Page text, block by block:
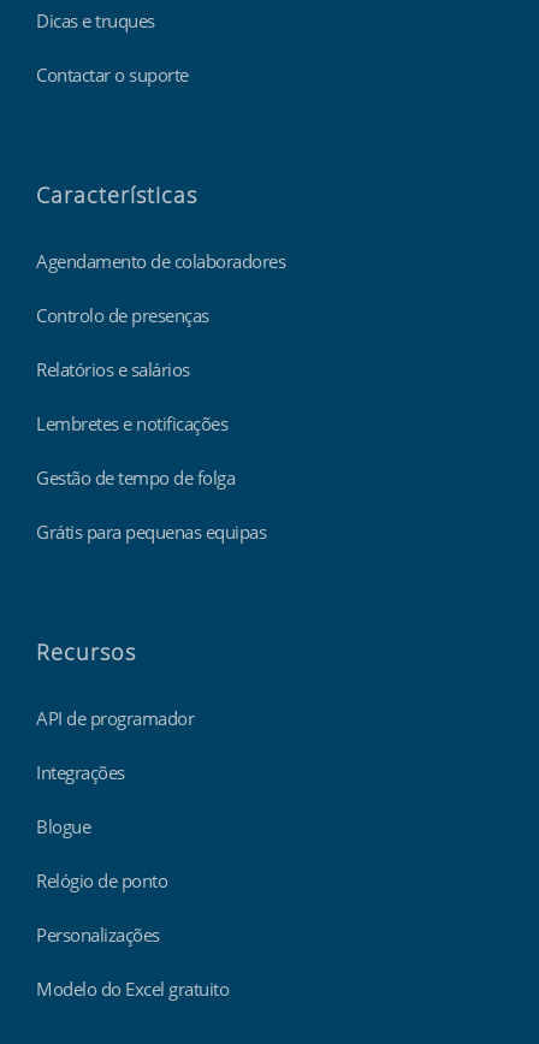
Dicas e truques
Contactar o suporte
Características
Agendamento de colaboradores
Controlo de presenças
Relatórios e salários
Lembretes e notificações
Gestão de tempo de folga
Grátis para pequenas equipas
Recursos
API de programador
Integrações
Blogue
Relógio de ponto
Personalizações
Modelo do Excel gratuito